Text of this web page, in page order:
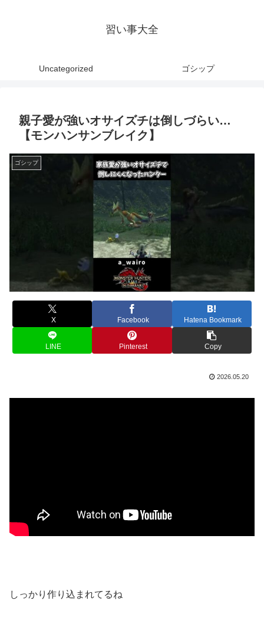
習い事大全
Uncategorized ゴシップ
親子愛が強いオサイズチは倒しづらい…
【モンハンサンブレイク】
ゴシップ
X Facebook Hatena Bookmark
LINE Pinterest Copy
2026.05.20
しっかり作り込まれてるね